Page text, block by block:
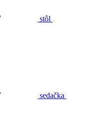
stôl
sedačka